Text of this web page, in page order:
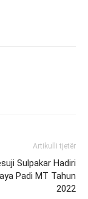
Artikulli tjetër
Sulpakar Hadiri
Padi MT Tahun
2022